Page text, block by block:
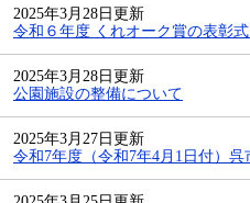
2025年3月28日更新
令和６年度 くれオーク賞の表彰
2025年3月28日更新
公園施設の整備について
2025年3月27日更新
令和7年度（令和7年4月1日付）呉